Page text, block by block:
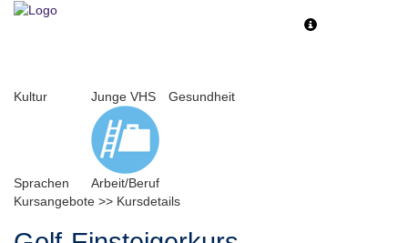
Toggle
Kultur Junge VHS Gesundheit
Sprachen
Arbeit/Beruf
Kursangebote >> Kursdetails